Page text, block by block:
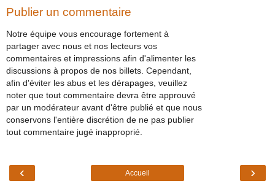
Publier un commentaire
Notre équipe vous encourage fortement à
partager avec nous et nos lecteurs vos
commentaires et impressions afin d'alimenter les
discussions à propos de nos billets. Cependant,
afin d'éviter les abus et les dérapages, veuillez
noter que tout commentaire devra être approuvé
par un modérateur avant d'être publié et que nous
conservons l'entière discrétion de ne pas publier
tout commentaire jugé inapproprié.
‹ ›
Accueil